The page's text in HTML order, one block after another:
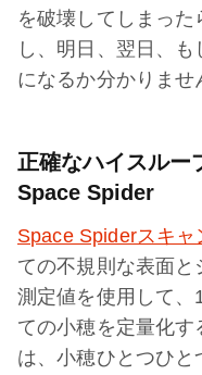
を破壊してしまっ
し、明日、翌日、
になるか分かりませ
正確なハイスルー
Space Spider
Space Spiderスキャ
ての不規則な表面
測定値を使用して
ての小穂を定量化
は、小穂ひとつひ